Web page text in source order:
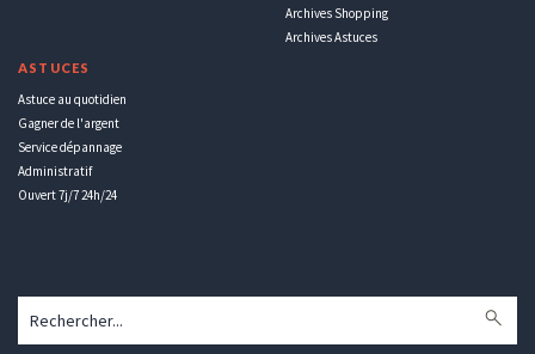
ASTUCES
Astuce au quotidien
Gagner de l'argent
Service dépannage
Administratif
Ouvert 7j/7 24h/24
Archives Shopping
Archives Astuces